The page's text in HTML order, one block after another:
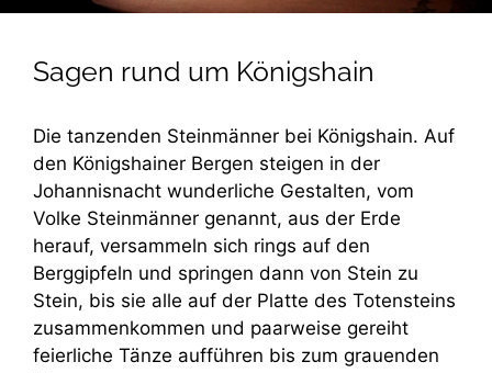
Sagen rund um Königshain
Die tanzenden Steinmänner bei Königshain. Auf
den Königshainer Bergen steigen in der
Johannisnacht wunderliche Gestalten, vom
Volke Steinmänner genannt, aus der Erde
herauf, versammeln sich rings auf den
Berggipfeln und springen dann von Stein zu
Stein, bis sie alle auf der Platte des Totensteins
zusammenkommen und paarweise gereiht
feierliche Tänze aufführen bis zum grauenden